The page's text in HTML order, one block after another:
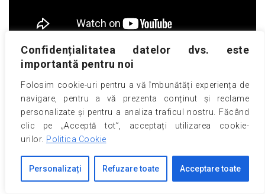
Confidențialitatea datelor dvs. este
importantă pentru noi
Folosim cookie-uri pentru a vă îmbunătăți experiența de
navigare, pentru a vă prezenta conținut și reclame
personalizate și pentru a analiza traficul nostru. Făcând
clic pe „Acceptă tot”, acceptați utilizarea cookie-
urilor. Politica Cookie
Personalizați Refuzare toate Acceptare toate
TERRA-HAMMER TR 360
lacul Zürich